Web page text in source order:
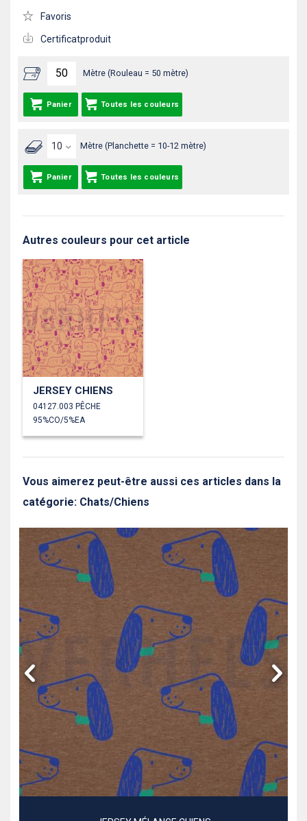
Mètre (Rouleau = 50 mètre)
Panier Toutes les couleurs
Mètre (Planchette = 10-12 mètre)
Panier Toutes les couleurs
Favoris
Certificatproduit
Autres couleurs pour cet article
JERSEY CHIENS
04127.003 PÊCHE
95%CO/5%EA
Vous aimerez peut-être aussi ces articles dans la
catégorie: Chats/Chiens